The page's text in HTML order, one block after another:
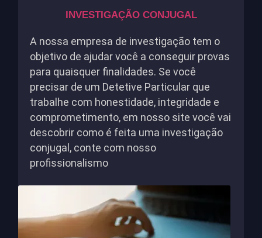
INVESTIGAÇÃO CONJUGAL
A nossa empresa de investigação tem o
objetivo de ajudar você a conseguir provas
para quaisquer finalidades. Se você
precisar de um Detetive Particular que
trabalhe com honestidade, integridade e
comprometimento, em nosso site você vai
descobrir como é feita uma investigação
conjugal, conte com nosso
profissionalismo